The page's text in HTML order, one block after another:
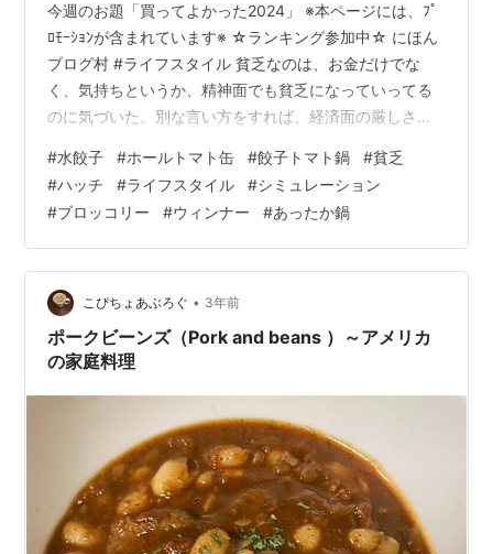
今週のお題「買ってよかった2024」 ※本ページには、ﾌﾟ
ﾛﾓｰｼｮﾝが含まれています※ ☆ランキング参加中☆ にほん
ブログ村 #ライフスタイル 貧乏なのは、お金だけでな
く、気持ちというか、精神面でも貧乏になっていってる
のに気づいた。別な言い方をすれば、経済面の厳しさが
に正直に貧乏リアルのマジ出しをし過ぎないようにしな
いと、誰もこんな愚痴っぽい記事なんて読みたくないよ
ねー。 前回シリーズリンク hatch51.com はい、そうで
す！精神面、心の貧しさが題名にも表れている。ただ思
いのままに題名を綴っていたら、ひらがなが続いたの
で、後半くらいから…
#水餃子 #ホールトマト缶 #餃子トマト鍋 #貧乏
#ハッチ #ライフスタイル #シミュレーション
#ブロッコリー #ウィンナー #あったか鍋
こぴちょあぶろぐ • 3年前
ポークビーンズ（Pork and beans ）～アメリカ
の家庭料理